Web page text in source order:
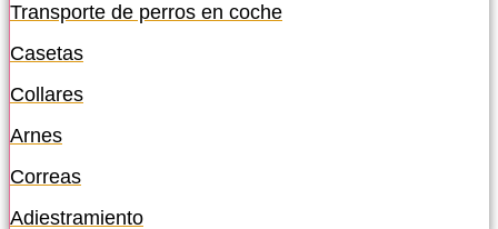
Transporte de perros en coche
Casetas
Collares
Arnes
Correas
Adiestramiento